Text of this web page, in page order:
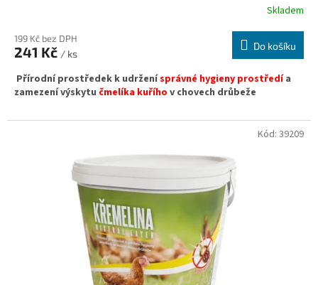
Skladem
199 Kč bez DPH
241 Kč / ks
Do košíku
Přírodní prostředek k udrženísprávné hygieny prostředía
zamezení výskytu čmelíka kuřího v chovech drůbeže
Kód: 39209